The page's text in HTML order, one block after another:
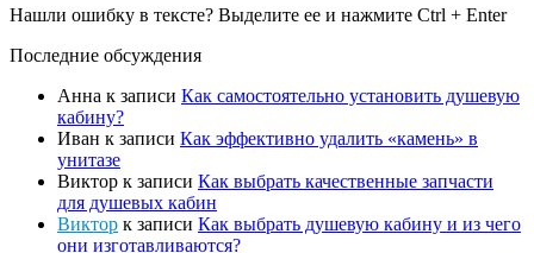
Нашли ошибку в тексте? Выделите ее и нажмите Ctrl + Enter
Последние обсуждения
Анна к записи Как самостоятельно установить душевую
кабину?
Иван к записи Как эффективно удалить «камень» в
унитазе
Виктор к записи Как выбрать качественные запчасти
для душевых кабин
Виктор к записи Как выбрать душевую кабину и из чего
они изготавливаются?